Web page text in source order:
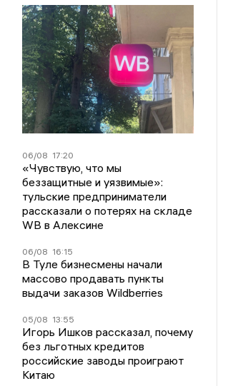
06/08 17:20
«Чувствую, что мы
беззащитные и уязвимые»:
тульские предприниматели
рассказали о потерях на складе
WB в Алексине
06/08 16:15
В Туле бизнесмены начали
массово продавать пункты
выдачи заказов Wildberries
05/08 13:55
Игорь Ишков рассказал, почему
без льготных кредитов
российские заводы проиграют
Китаю